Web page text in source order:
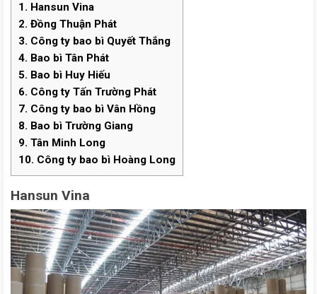
1. Hansun Vina
2. Đồng Thuận Phát
3. Công ty bao bì Quyết Thắng
4. Bao bì Tân Phát
5. Bao bì Huy Hiếu
6. Công ty Tấn Trường Phát
7. Công ty bao bì Vân Hồng
8. Bao bì Trường Giang
9. Tân Minh Long
10. Công ty bao bì Hoàng Long
Hansun Vina